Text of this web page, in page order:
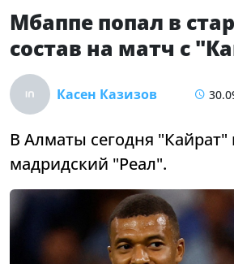
Мбаппе попал в
состав на матч с
Касен Казизов
В Алматы сегодня
мадридский "Реал".